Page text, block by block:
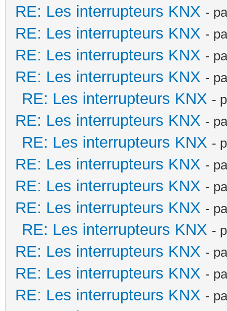
RE: Les interrupteurs KNX -
RE: Les interrupteurs KNX -
RE: Les interrupteurs KNX -
RE: Les interrupteurs KNX -
RE: Les interrupteurs KNX -
RE: Les interrupteurs KNX -
RE: Les interrupteurs KNX -
RE: Les interrupteurs KNX -
RE: Les interrupteurs KNX -
RE: Les interrupteurs KNX -
RE: Les interrupteurs KNX -
RE: Les interrupteurs KNX -
RE: Les interrupteurs KNX -
RE: Les interrupteurs KNX -